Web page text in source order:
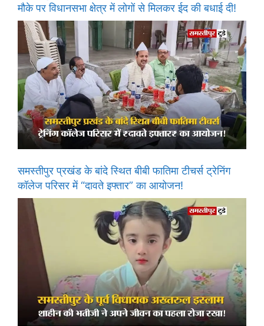
मौके पर विधानसभा क्षेत्र में लोगों से मिलकर ईद की बधाई दी!
समस्तीपुर प्रखंड के बांदे स्थित बीबी फातिमा टीचर्स ट्रेनिंग
कॉलेज परिसर में “दावते इफ्तार” का आयोजन!